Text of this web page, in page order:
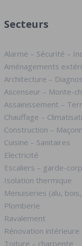
Secteurs
Alarme – Sécurité –
Aménagements
Architecture –
Ascenseur – Monte-
Assainissement –
Chauffage –
Construction –
Cuisine – Sanitaires
Electricité
Escaliers – garde-
Isolation thermique
Menuiseries (alu,
Plomberie
Ravalement
Rénovation intérieure
Toiture – charpente